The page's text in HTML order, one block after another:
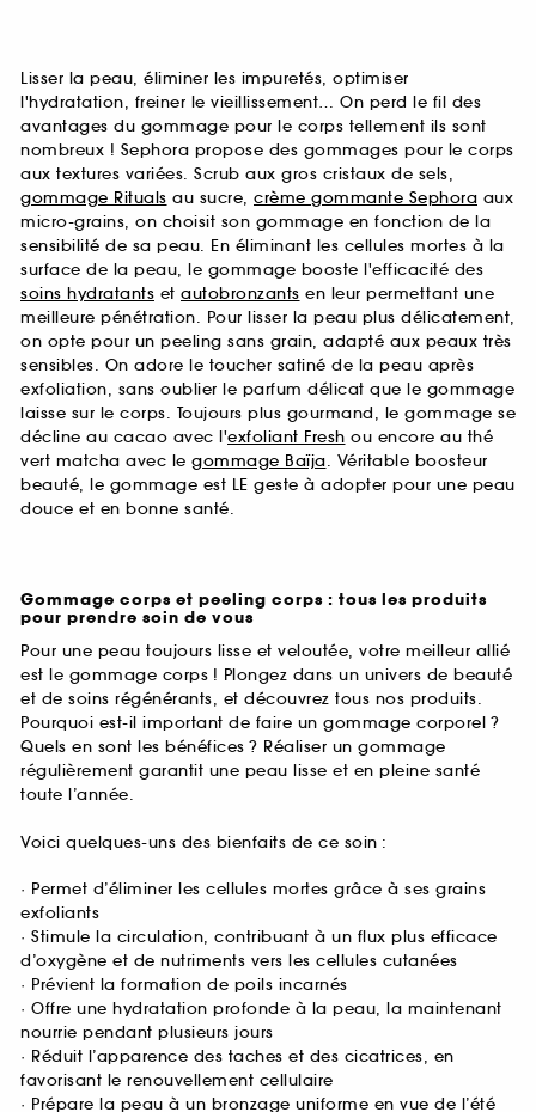
Lisser la peau, éliminer les impuretés, optimiser
l'hydratation, freiner le vieillissement… On perd le fil des
avantages du gommage pour le corps tellement ils sont
nombreux ! Sephora propose des gommages pour le corps
aux textures variées. Scrub aux gros cristaux de sels,
gommage Rituals au sucre, crème gommante Sephora aux
micro-grains, on choisit son gommage en fonction de la
sensibilité de sa peau. En éliminant les cellules mortes à la
surface de la peau, le gommage booste l'efficacité des
soins hydratants et autobronzants en leur permettant une
meilleure pénétration. Pour lisser la peau plus délicatement,
on opte pour un peeling sans grain, adapté aux peaux très
sensibles. On adore le toucher satiné de la peau après
exfoliation, sans oublier le parfum délicat que le gommage
laisse sur le corps. Toujours plus gourmand, le gommage se
décline au cacao avec l'exfoliant Fresh ou encore au thé
vert matcha avec le gommage Baïja. Véritable boosteur
beauté, le gommage est LE geste à adopter pour une peau
douce et en bonne santé.
Gommage corps et peeling corps : tous les produits
pour prendre soin de vous
Pour une peau toujours lisse et veloutée, votre meilleur allié
est le gommage corps ! Plongez dans un univers de beauté
et de soins régénérants, et découvrez tous nos produits.
Pourquoi est-il important de faire un gommage corporel ?
Quels en sont les bénéfices ? Réaliser un gommage
régulièrement garantit une peau lisse et en pleine santé
toute l’année.
Voici quelques-uns des bienfaits de ce soin :
· Permet d’éliminer les cellules mortes grâce à ses grains
exfoliants
· Stimule la circulation, contribuant à un flux plus efficace
d’oxygène et de nutriments vers les cellules cutanées
· Prévient la formation de poils incarnés
· Offre une hydratation profonde à la peau, la maintenant
nourrie pendant plusieurs jours
· Réduit l’apparence des taches et des cicatrices, en
favorisant le renouvellement cellulaire
· Prépare la peau à un bronzage uniforme en vue de l’été